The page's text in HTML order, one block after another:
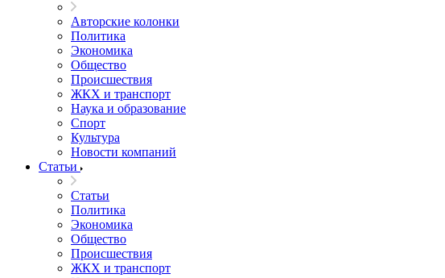
Авторские колонки
Политика
Экономика
Общество
Происшествия
ЖКХ и транспорт
Наука и образование
Спорт
Культура
Новости компаний
Статьи
Статьи
Политика
Экономика
Общество
Происшествия
ЖКХ и транспорт